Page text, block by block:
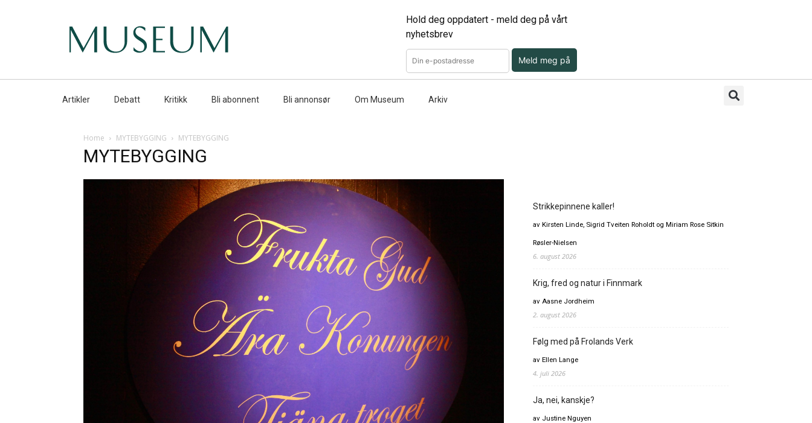
Hold deg oppdatert - meld deg på vårt
nyhetsbrev
Meld meg på
Artikler Debatt Kritikk Bli abonnent Bli annonsør Om Museum Arkiv
Home MYTEBYGGING MYTEBYGGING
MYTEBYGGING
Strikkepinnene kaller!
av Kirsten Linde, Sigrid Tveiten Roholdt og Miriam Rose Sitkin
Røsler-Nielsen
6. august 2026
Krig, fred og natur i Finnmark
av Aasne Jordheim
2. august 2026
Følg med på Frolands Verk
av Ellen Lange
4. juli 2026
Ja, nei, kanskje?
av Justine Nguyen